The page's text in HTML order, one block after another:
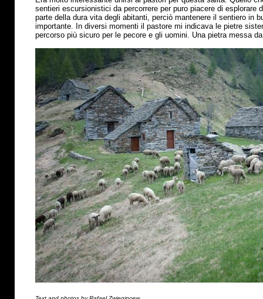
sentieri escursionistici da percorrere per puro piacere di esplorare
parte della dura vita degli abitanti, perciò mantenere il sentiero in
importante. In diversi momenti il pastore mi indicava le pietre
percorso più sicuro per le pecore e gli uomini. Una pietra messa